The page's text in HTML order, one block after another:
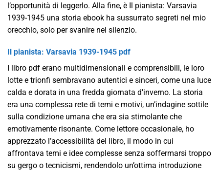
l’opportunità di leggerlo. Alla fine, è Il pianista: Varsavia
1939-1945 una storia ebook ha sussurrato segreti nel mio
orecchio, solo per svanire nel silenzio.
Il pianista: Varsavia 1939-1945 pdf
I libro pdf erano multidimensionali e comprensibili, le loro
lotte e trionfi sembravano autentici e sinceri, come una luce
calda e dorata in una fredda giornata d’inverno. La storia
era una complessa rete di temi e motivi, un’indagine sottile
sulla condizione umana che era sia stimolante che
emotivamente risonante. Come lettore occasionale, ho
apprezzato l’accessibilità del libro, il modo in cui
affrontava temi e idee complesse senza soffermarsi troppo
su gergo o tecnicismi, rendendolo un’ottima introduzione